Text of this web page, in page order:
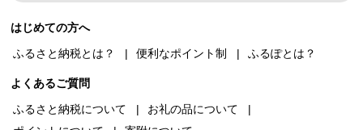
はじめての方へ
ふるさと納税とは？
便利なポイント制 ふるぽとは？
よくあるご質問
ふるさと納税について
お礼の品について